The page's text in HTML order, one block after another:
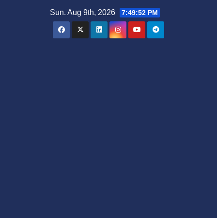
Sun. Aug 9th, 2026 7:49:53 PM